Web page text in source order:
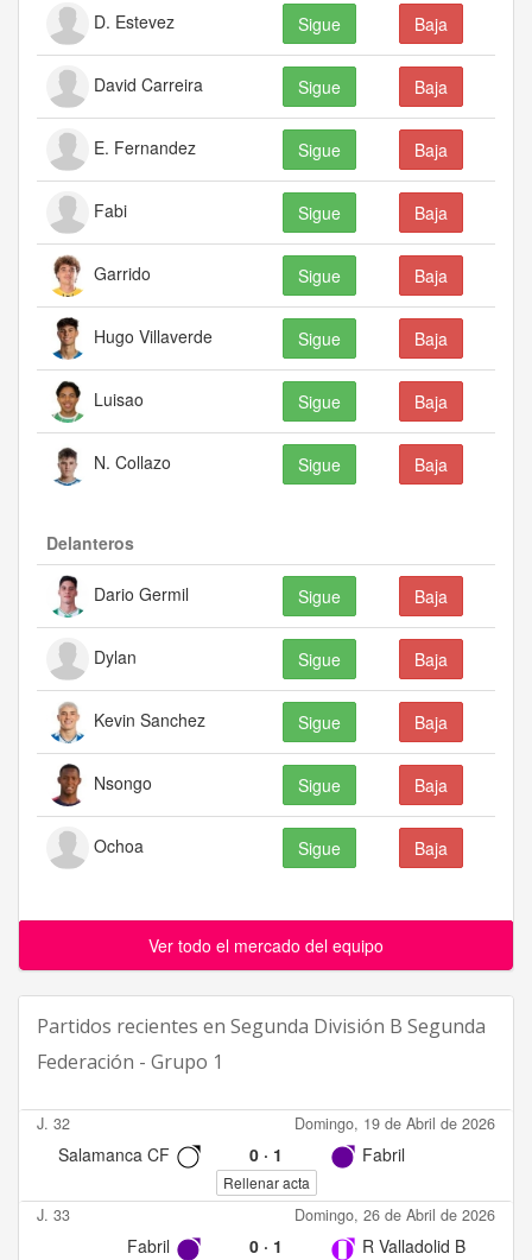
D. Estevez Sigue Baja
David Carreira Sigue Baja
E. Fernandez Sigue Baja
Fabi Sigue Baja
Garrido Sigue Baja
Hugo Villaverde Sigue Baja
Luisao Sigue Baja
N. Collazo Sigue Baja
Delanteros
Dario Germil Sigue Baja
Dylan Sigue Baja
Kevin Sanchez Sigue Baja
Nsongo Sigue Baja
Ochoa Sigue Baja
Ver todo el mercado del equipo
Partidos recientes en Segunda División B Segunda
Federación - Grupo 1
J. 32 Domingo, 19 de Abril de 2026
Salamanca CF 0· 1 Fabril
Rellenar acta
J. 33 Domingo, 26 de Abril de 2026
Fabril 0· 1 R Valladolid B